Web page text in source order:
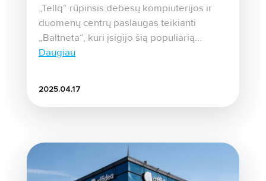
„Tellq“ rūpinsis debesų kompiuterijos ir
duomenų centrų paslaugas teikianti
„Baltneta“, kuri įsigijo šią populiarią...
Daugiau
2025.04.17